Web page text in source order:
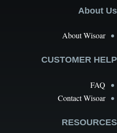
About
About Wisoar
CUSTOMER
FAQ
Contact Wisoar